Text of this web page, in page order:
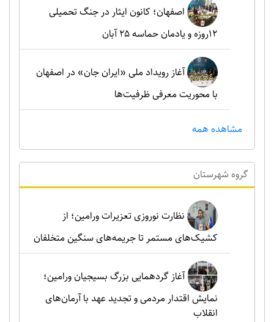
اصفهان؛ کانون ایثار در جنگ تحمیلی
۱۲روزه و یادمان حماسه ۲۵ آبان
آغاز رویداد ملی «ایران جان» در اصفهان
با محوریت معرفی ظرفیت‌ها
مشاهده همه
گروه شهرستان
نظارت نوروزی تعزیرات ورامین؛ از
کشیک‌های مستمر تا جریمه‌های سنگین متخلفان
آغاز گردهمایی بزرگ بسیجیان ورامین؛
نمایش اقتدار مردمی و تجدید عهد با آرمان‌های
انقلاب